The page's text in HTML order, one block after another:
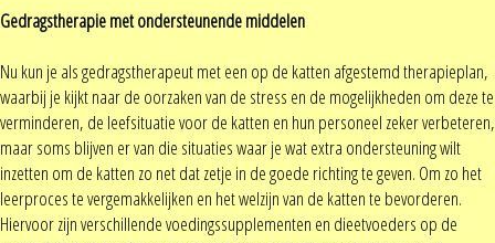
Gedragstherapie met ondersteunende middelen
Nu kun je als gedragstherapeut met een op de katten afgestemd therapieplan,
waarbij je kijkt naar de oorzaken van de stress en de mogelijkheden om deze te
verminderen, de leefsituatie voor de katten en hun personeel zeker verbeteren,
maar soms blijven er van die situaties waar je wat extra ondersteuning wilt
inzetten om de katten zo net dat zetje in de goede richting te geven. Om zo het
leerproces te vergemakkelijken en het welzijn van de katten te bevorderen.
Hiervoor zijn verschillende voedingssupplementen en dieetvoeders op de